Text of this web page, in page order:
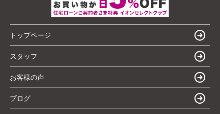
トップページ
スタッフ
お客様の声
ブログ